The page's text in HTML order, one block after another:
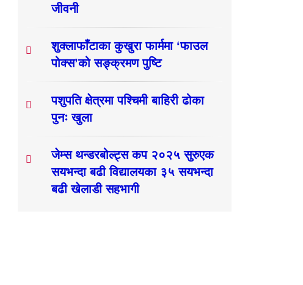
जीवनी
शुक्लाफाँटाका कुखुरा फार्ममा ‘फाउल
पोक्स’को सङ्क्रमण पुष्टि
पशुपति क्षेत्रमा पश्चिमी बाहिरी ढोका
पुनः खुला
जेम्स थन्डरबोल्ट्स कप २०२५ सुरुएक
सयभन्दा बढी विद्यालयका ३५ सयभन्दा
बढी खेलाडी सहभागी